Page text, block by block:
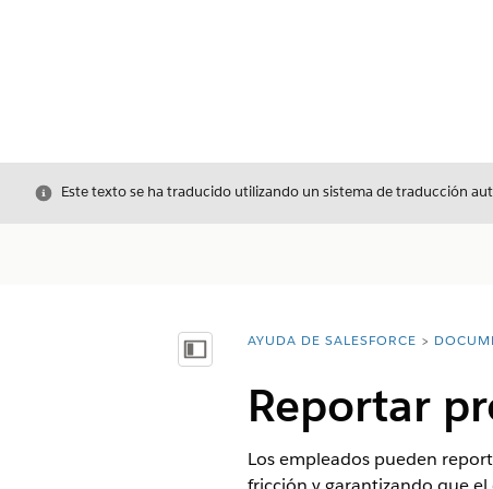
Cerrar
Este texto se ha traducido utilizando un sistema de traducción
Mostrar índice de materias
Usted está aquí:
AYUDA DE SALESFORCE
Reportar
Los empleados pueden